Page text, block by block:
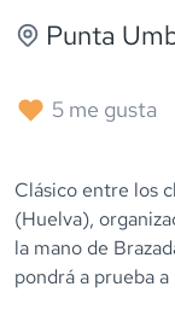
Punta
5 me gusta
Clásico entre los
(Huelva),
la mano de
pondrá a prueba